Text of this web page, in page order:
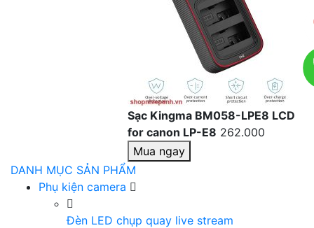
Sạc Kingma BM058-LPE8 LCD
for canon LP-E8 262.000
Mua ngay
DANH MỤC SẢN PHẨM
Phụ kiện camera
Đèn LED chụp quay live stream